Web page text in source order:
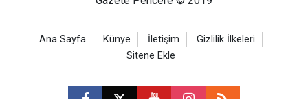
Ana Sayfa Künye İletişim
Gizlilik İlkeleri
Sitene Ekle